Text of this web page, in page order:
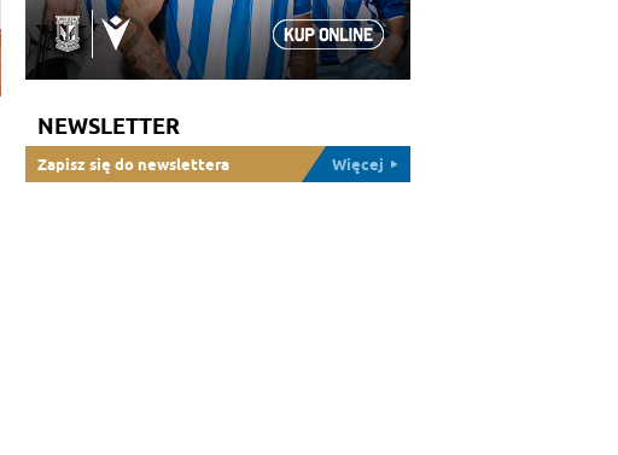
NEWSLETTER
Zapisz się do newslettera Więcej